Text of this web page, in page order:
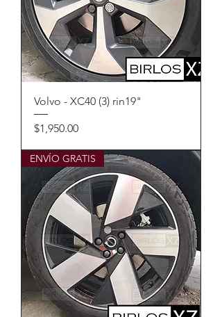
Volvo - XC40 (3) rin19"
Precio
$1,950.00
ENVÍO GRATIS